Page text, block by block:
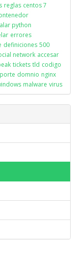
reglas centos 7
python
errores
definiciones 500
network accesar
tickets tld codigo
domnio nginx
malware virus